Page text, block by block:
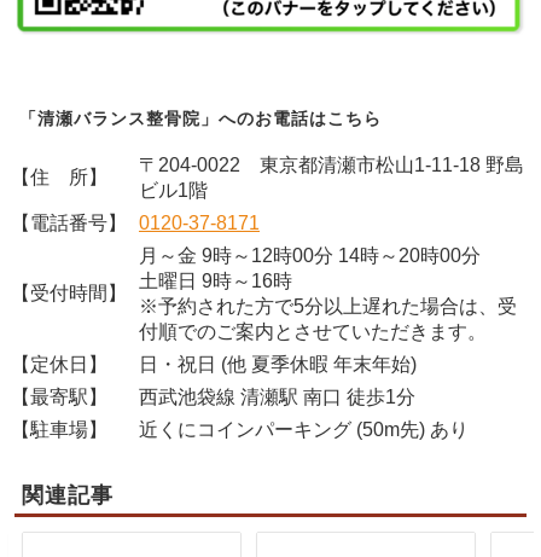
「清瀬バランス整骨院」へのお電話はこちら
【住 所】
〒204-0022 東京都清瀬市松山1-11-18 野島
ビル1階
【電話番号】
0120-37-8171
【受付時間】
月～金 9時～12時00分 14時～20時00分
土曜日 9時～16時
※予約された方で5分以上遅れた場合は、受
付順でのご案内とさせていただきます。
【定休日】
日・祝日 (他 夏季休暇 年末年始)
【最寄駅】
西武池袋線 清瀬駅 南口 徒歩1分
【駐車場】
近くにコインパーキング (50m先) あり
関連記事